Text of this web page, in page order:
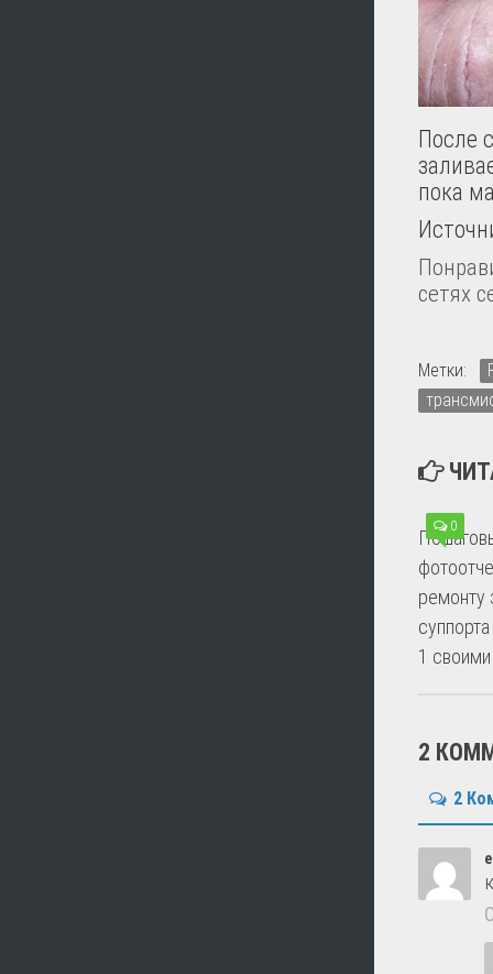
После
пока
сетях
Метки:
0
ремонту
1
2
2